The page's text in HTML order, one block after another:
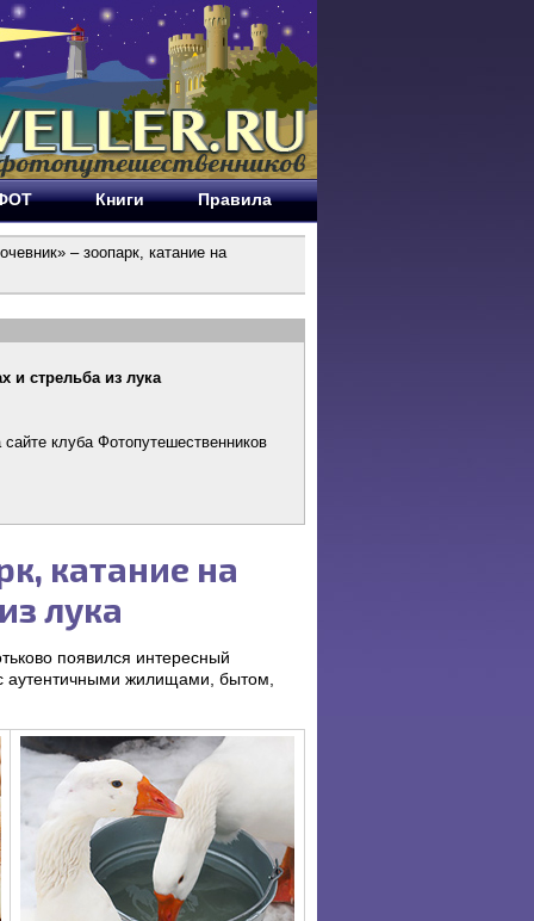
Книги Правила
– зоопарк, катание на
и стрельба из лука
клуба Фотопутешественников
катание на
лука
появился интересный
аутентичными жилищами, бытом,